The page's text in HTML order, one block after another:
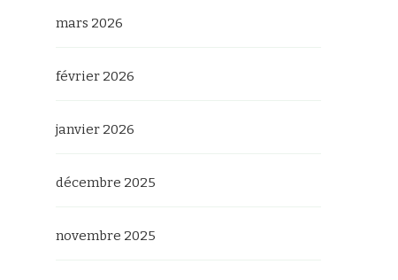
mars 2026
février 2026
janvier 2026
décembre 2025
novembre 2025